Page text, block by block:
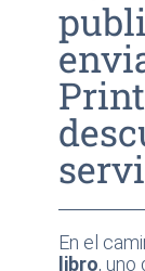
En el
libro, uno